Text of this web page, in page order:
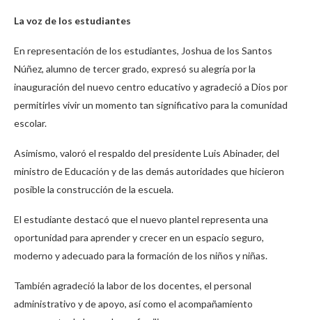
La voz de los estudiantes
En representación de los estudiantes, Joshua de los Santos
Núñez, alumno de tercer grado, expresó su alegría por la
inauguración del nuevo centro educativo y agradeció a Dios por
permitirles vivir un momento tan significativo para la comunidad
escolar.
Asimismo, valoró el respaldo del presidente Luis Abinader, del
ministro de Educación y de las demás autoridades que hicieron
posible la construcción de la escuela.
El estudiante destacó que el nuevo plantel representa una
oportunidad para aprender y crecer en un espacio seguro,
moderno y adecuado para la formación de los niños y niñas.
También agradeció la labor de los docentes, el personal
administrativo y de apoyo, así como el acompañamiento